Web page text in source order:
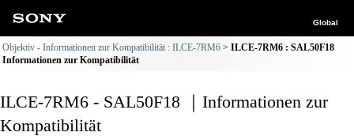
Global
Objektiv - Informationen zur Kompatibilität : ILCE-7RM6
ILCE-7RM6 : SAL50F18
Informationen zur Kompatibilität
ILCE-7RM6 - SAL50F18 ｜Informationen zur
Kompatibilität